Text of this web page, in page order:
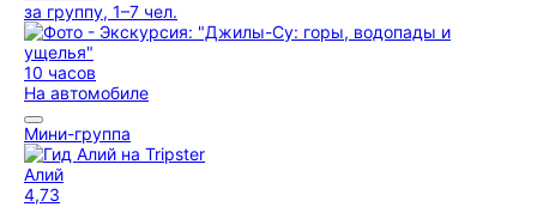
за группу, 1–7 чел.
10 часов
На автомобиле
Мини-группа
Алий
4,73